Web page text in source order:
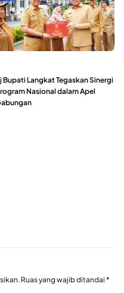
Bupati Langkat Tegaskan Sinergi
Nasional dalam Apel
Ruas yang wajib ditandai *